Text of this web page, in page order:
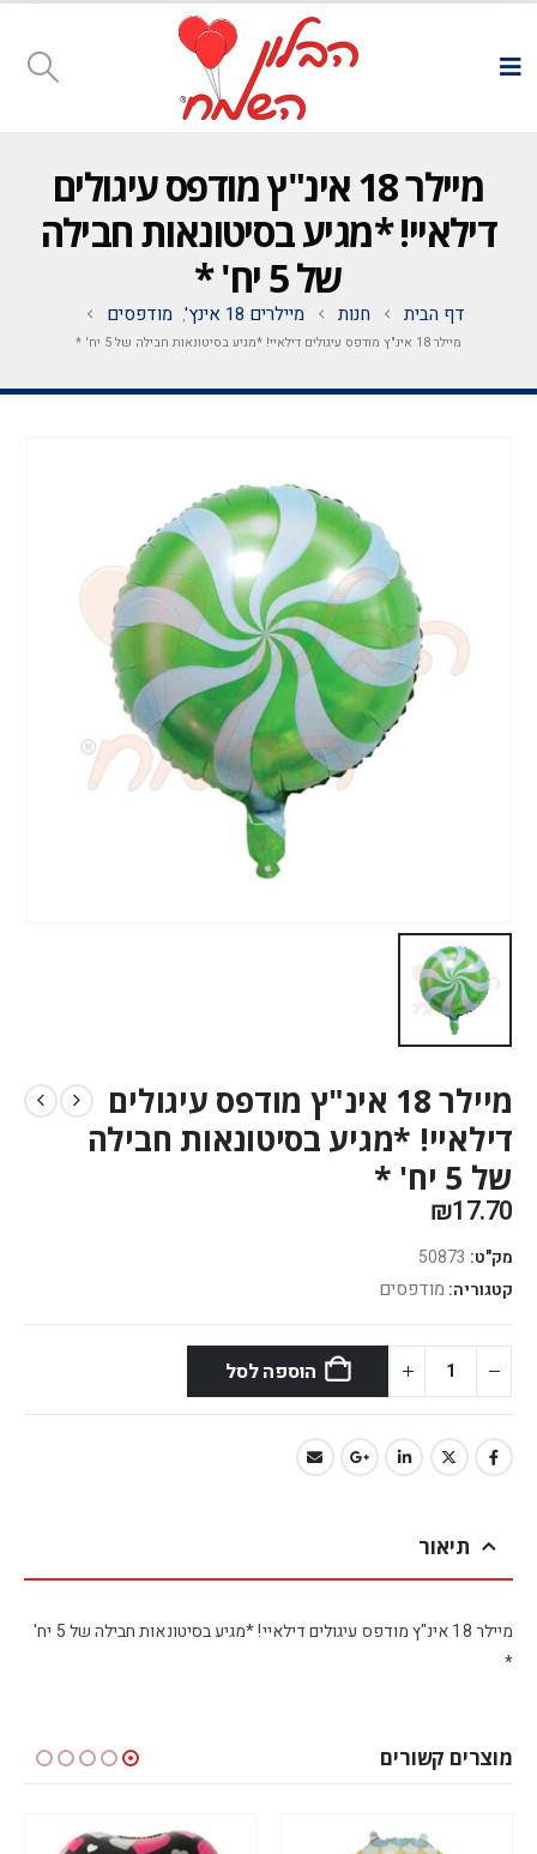
מיילר 18 אינ"ץ מודפס עיגולים
דילאיי! *מגיע בסיטונאות חבילה
של 5 יח' *
דף הבית חנות מיילרים 18 אינץ' , מודפסים
מיילר 18 אינ"ץ מודפס עיגולים דילאיי! *מגיע בסיטונאות חבילה של 5 יח' *
מיילר 18 אינ"ץ מודפס עיגולים
דילאיי! *מגיע בסיטונאות חבילה
של 5 יח' *
₪17.70
מק"ט: 50873
קטגוריה: מודפסים
הוספה לסל
תיאור
מיילר 18 אינ"ץ מודפס עיגולים דילאיי! *מגיע בסיטונאות חבילה של 5 יח'
*
מוצרים קשורים